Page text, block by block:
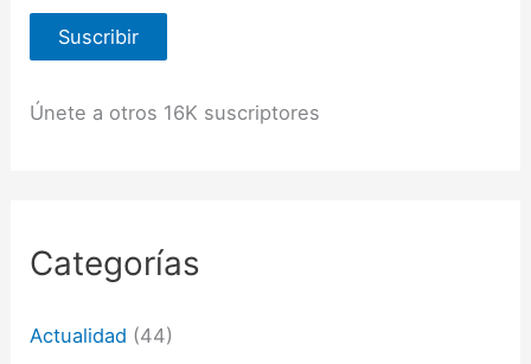
e
c
ó
r
r
e
Suscribir
Únete a otros 16K suscriptores
Categorías
Actualidad (44)